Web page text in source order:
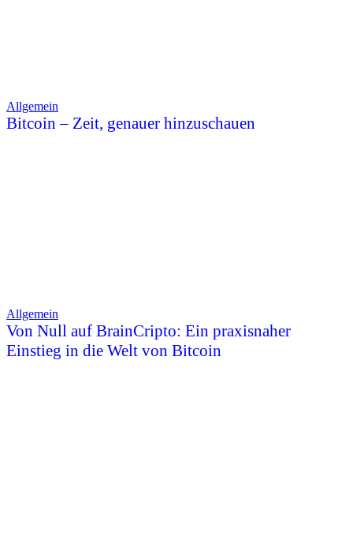
Allgemein
Bitcoin – Zeit, genauer hinzuschauen
Allgemein
Von Null auf BrainCripto: Ein praxisnaher
Einstieg in die Welt von Bitcoin